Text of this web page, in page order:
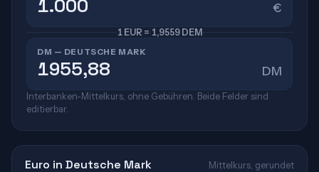
€
1 EUR = 1,9559 DEM
DM — DEUTSCHE MARK
DM
Interbanken-Mittelkurs, ohne Gebühren. Beide Felder sind
editierbar.
Euro in Deutsche Mark Mittelkurs, gerundet